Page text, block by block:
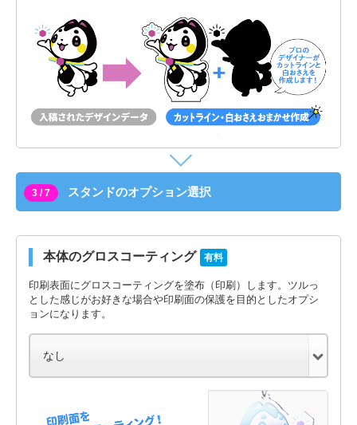
3 / 7 スタンドのオプション選択
本体のグロスコーティング 有料
印刷表面にグロスコーティングを塗布（印刷）します。ツルっ
とした感じがお好きな場合や印刷面の保護を目的としたオプシ
ョンになります。